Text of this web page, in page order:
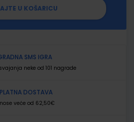
U KOŠARICU
SMS IGRA
neke od 101 nagrade
DOSTAVA
veće od 62,50€